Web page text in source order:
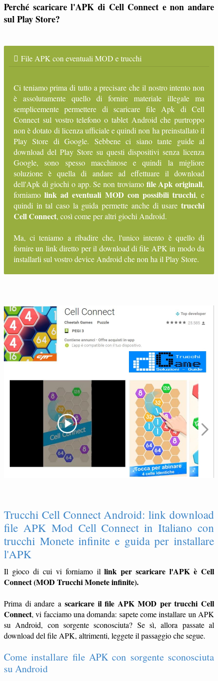
Perché scaricare l'APK di Cell Connect e non andare
sul Play Store?
File APK con eventuali MOD e trucchi
Ci teniamo prima di tutto a precisare che il nostro intento non
è assolutamente quello di fornire materiale illegale ma
semplicemente permettere di scaricare file Apk di Cell
Connect sul vostro telefono o tablet Android che purtroppo
non è dotato di licenza ufficiale e quindi non ha preinstallato il
Play Store di Google. Sebbene ci siano tante guide al
download del Play Store su questi dispositivi senza licenza
Google, sono spesso macchinose e quindi la migliore
soluzione è quella di andare ad effettuare il download
dell'Apk di giochi o app. Se non troviamo file Apk originali,
forniamolink ad eventuali MOD con possibili trucchi, e
quindi in tal caso la guida permette anche di usare trucchi
Cell Connect, così come per altri giochi Android.
Ma, ci teniamo a ribadire che, l'unico intento è quello di
fornire un link diretto per il download di file APK in modo da
installarli sul vostro device Android che non ha il Play Store.
Trucchi Cell Connect Android: link download
file APK Mod Cell Connect in Italiano con
trucchi Monete infinite e guida per installare
l'APK
Il gioco di cui vi forniamo illink per scaricare l'APK è Cell
Connect (MOD Trucchi Monete infinite).
Prima di andare a scaricare il file APK MOD per trucchi Cell
Connect, vi facciamo una domanda: sapete come installare un APK
su Android, con sorgente sconosciuta? Se sì, allora passate al
download del file APK, altrimenti, leggete il passaggio che segue.
Come installare file APK con sorgente sconosciuta
su Android